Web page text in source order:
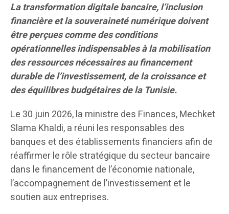
La transformation digitale bancaire, l’inclusion
financière et la souveraineté numérique doivent
être perçues comme des conditions
opérationnelles indispensables à la mobilisation
des ressources nécessaires au financement
durable de l’investissement, de la croissance et
des équilibres budgétaires de la Tunisie.
Le 30 juin 2026, la ministre des Finances, Mechket
Slama Khaldi, a réuni les responsables des
banques et des établissements financiers afin de
réaffirmer le rôle stratégique du secteur bancaire
dans le financement de l’économie nationale,
l’accompagnement de l’investissement et le
soutien aux entreprises.